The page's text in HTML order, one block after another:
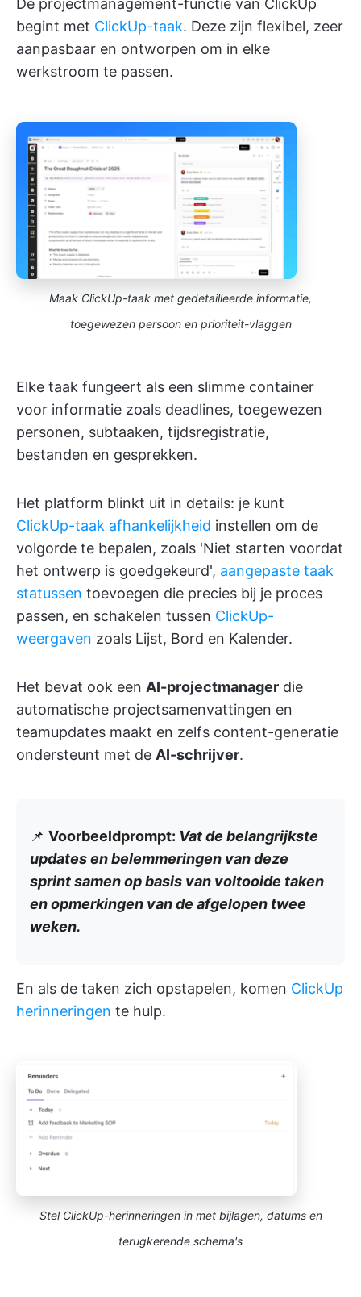
begint met ClickUp-taak. Deze zijn flexibel, zeer
aanpasbaar en ontworpen om in elke
werkstroom te passen.
Maak ClickUp-taak met gedetailleerde informatie,
toegewezen persoon en prioriteit-vlaggen
Elke taak fungeert als een slimme container
voor informatie zoals deadlines, toegewezen
personen, subtaaken, tijdsregistratie,
bestanden en gesprekken.
Het platform blinkt uit in details: je kunt
ClickUp-taak afhankelijkheid instellen om de
volgorde te bepalen, zoals 'Niet starten voordat
het ontwerp is goedgekeurd', aangepaste taak
statussen toevoegen die precies bij je proces
passen, en schakelen tussen ClickUp-
weergaven zoals Lijst, Bord en Kalender.
Het bevat ook een AI-projectmanager die
automatische projectsamenvattingen en
teamupdates maakt en zelfs content-generatie
ondersteunt met de AI-schrijver.
📌 Voorbeeldprompt: Vat de belangrijkste
updates en belemmeringen van deze
sprint samen op basis van voltooide taken
en opmerkingen van de afgelopen twee
weken.
En als de taken zich opstapelen, komen ClickUp
herinneringen te hulp.
Stel ClickUp-herinneringen in met bijlagen, datums en
terugkerende schema's